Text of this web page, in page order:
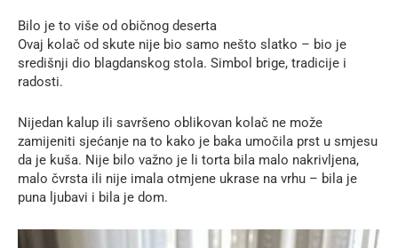
Bilo je to više od običnog deserta
Ovaj kolač od skute nije bio samo nešto slatko – bio je
središnji dio blagdanskog stola. Simbol brige, tradicije i
radosti.
Nijedan kalup ili savršeno oblikovan kolač ne može
zamijeniti sjećanje na to kako je baka umočila prst u smjesu
da je kuša. Nije bilo važno je li torta bila malo nakrivljena,
malo čvrsta ili nije imala otmjene ukrase na vrhu – bila je
puna ljubavi i bila je dom.